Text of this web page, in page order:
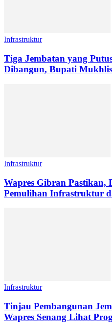
Infrastruktur
Tiga Jembatan yang
Dibangun, Bupati
Infrastruktur
Wapres Gibran Pastikan,
Pemulihan Infrastruktur
Infrastruktur
Tinjau Pembangunan
Wapres Senang Lihat